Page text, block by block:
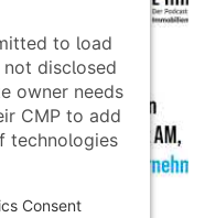
to load
disclosed
owner needs
CMP to add
technologies
Consent